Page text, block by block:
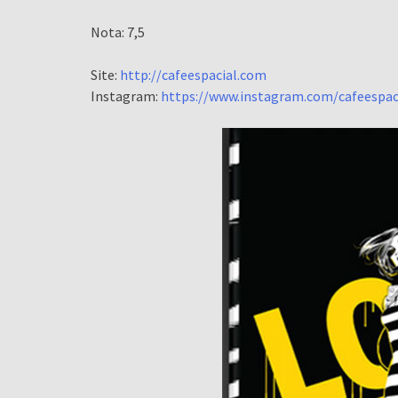
Nota: 7,5
Site: http://cafeespacial.com
Instagram: https://www.instagram.com/